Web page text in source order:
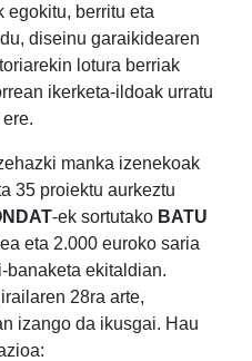
egokitu, berritu eta
diseinu garaikidearen
lotura berriak
ikerketa-ildoak urratu
manka izenekoak
35 proiektu aurkeztu
-ek sortutako BATU
eta 2.000 euroko saria
banaketa ekitaldian.
28ra arte,
izango da ikusgai. Hau